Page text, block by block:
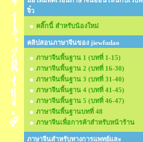
จิ๋ว
คลิ๊กนี้ สำหรับน้องใหม่
คลิปสอนภาษาจีนของ jiewfudao
ภาษาจีนพื้นฐาน 1 (บทที่ 1-15)
ภาษาจีนพื้นฐาน 2 (บทที่ 16-30)
ภาษาจีนพื้นฐาน 3 (บทที่ 31-40)
ภาษาจีนพื้นฐาน 4 (บทที่ 41-45)
ภาษาจีนพื้นฐาน 5 (บทที่ 46-47)
ภาษาจีนพื้นฐานบทที่ 48
ภาษาจีนเพื่อการค้าสำหรับหน้าร้าน
ภาษาจีนสำหรับทางการแพทย์และ